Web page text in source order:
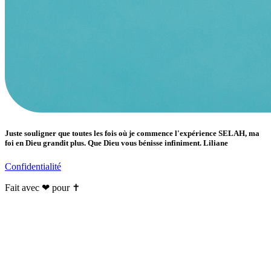
Juste souligner que toutes les fois où je commence l'expérience SELAH, ma
foi en Dieu grandit plus. Que Dieu vous bénisse infiniment. Liliane
Confidentialité
Fait avec ❤ pour ✝️️